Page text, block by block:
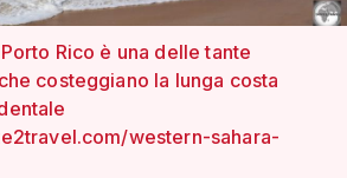
Rico è una delle tante
costeggiano la lunga costa
western-sahara-